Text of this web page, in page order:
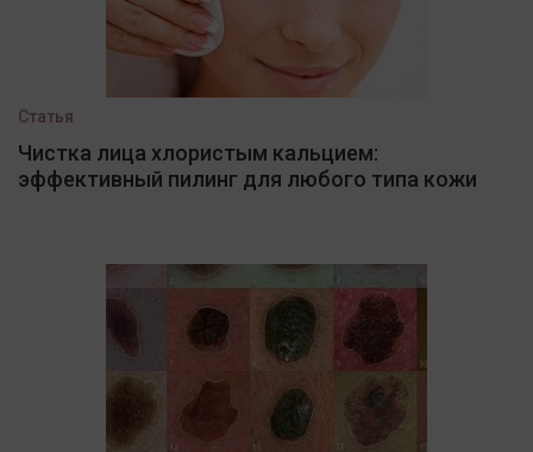
Статья
Чистка лица хлористым кальцием:
эффективный пилинг для любого типа кожи